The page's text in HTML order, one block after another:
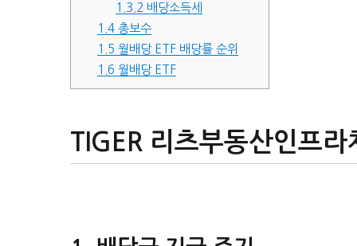
1.3.2 배당소득세
1.4총보수
1.5 월배당 ETF 배당률 순위
1.6 월배당 ETF
TIGER 리츠부동산인프라